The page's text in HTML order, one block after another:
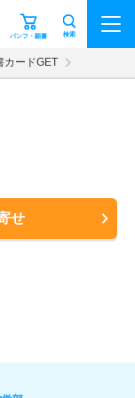
パンフ・願書 検索
カードGET
せ